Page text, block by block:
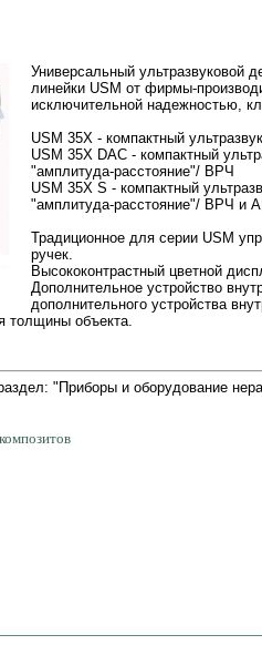
Универсальный ультразвуковой
линейки USM от фирмы-
исключительной надежностью,
USM 35X - компактный
USM 35X DAC - компактный
"амплитуда-расстояние"/ ВРЧ
USM 35X S - компактный
"амплитуда-расстояние"/ ВРЧ и
Традиционное для серии USM
ручек.
Высококонтрастный цветной
Дополнительное устройство
дополнительного устройства
толщины объекта.
"Приборы и оборудование